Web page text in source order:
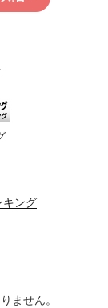
キング
ません。